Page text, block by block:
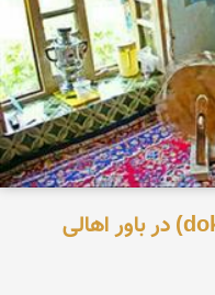
ننه پیر و چرخ نخ ریسی(دوک dok) در باور اهالی